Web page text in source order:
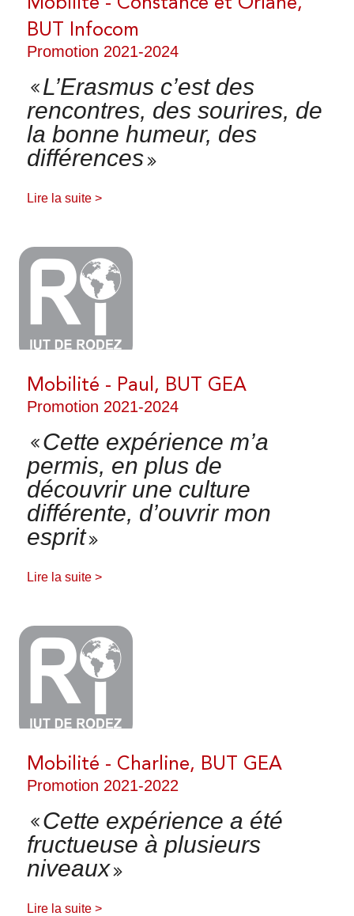
PARTIR À L'ÉTRANGER
VENIR À L'IUT DE RODEZ
INTERNATIONALISATION AT HOME
PARTENARIAT
ÉVÉNEMENTS
RECHERCHE & INNOVATION
LA RECHERCHE À L'IUT DE
RODEZ
Nos enseignants chercheurs
Actualités de la Recherche
NOS CONSEILS ET
TRANSFERTS
BUT Infocom
Promotion 2021-2024
L’Erasmus c’est des
rencontres, des sourires, de
la bonne humeur, des
différences
Lire la suite >
Mobilité - Paul, BUT GEA
Promotion 2021-2024
Cette expérience m’a
permis, en plus de
découvrir une culture
différente, d’ouvrir mon
esprit
Lire la suite >
Mobilité - Charline, BUT GEA
Promotion 2021-2022
Cette expérience a été
fructueuse à plusieurs
niveaux
Lire la suite >